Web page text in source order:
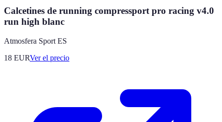
Calcetines de running compressport pro racing v4.0
run high blanc
Atmosfera Sport ES
18 EURVer el precio